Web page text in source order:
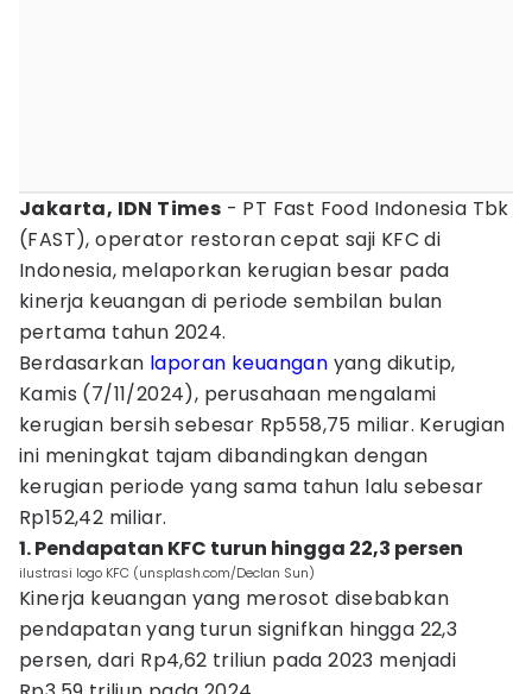
Jakarta, IDN Times - PT Fast Food Indonesia Tbk
(FAST), operator restoran cepat saji KFC di
Indonesia, melaporkan kerugian besar pada
kinerja keuangan di periode sembilan bulan
pertama tahun 2024.
Berdasarkan laporan keuangan yang dikutip,
Kamis (7/11/2024), perusahaan mengalami
kerugian bersih sebesar Rp558,75 miliar. Kerugian
ini meningkat tajam dibandingkan dengan
kerugian periode yang sama tahun lalu sebesar
Rp152,42 miliar.
1. Pendapatan KFC turun hingga 22,3 persen
ilustrasi logo KFC (unsplash.com/Declan Sun)
Kinerja keuangan yang merosot disebabkan
pendapatan yang turun signifkan hingga 22,3
persen, dari Rp4,62 triliun pada 2023 menjadi